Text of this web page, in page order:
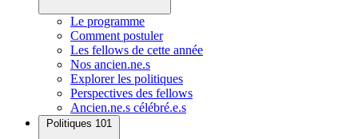
Le programme
Comment postuler
Les fellows de cette année
Nos ancien.ne.s
Explorer les politiques
Perspectives des fellows
Ancien.ne.s célébré.e.s